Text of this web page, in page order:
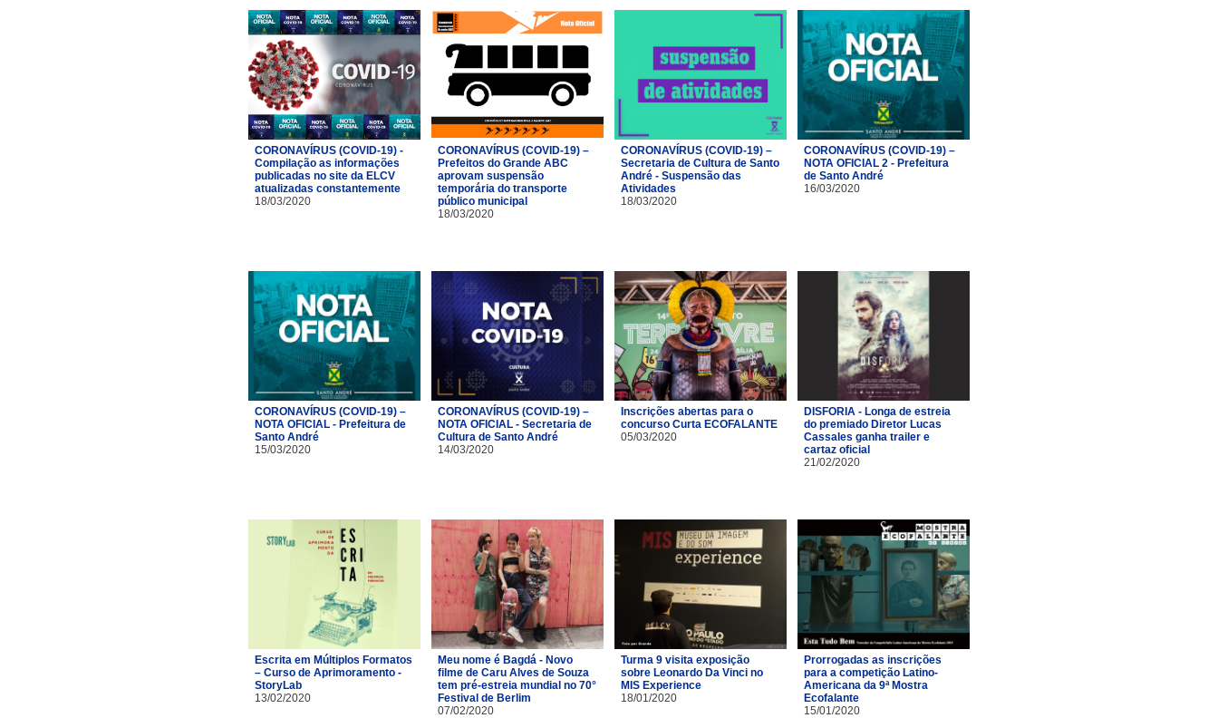
CORONAVÍRUS (COVID-19) -
Compilação as informações
publicadas no site da ELCV
atualizadas constantemente
18/03/2020
CORONAVÍRUS (COVID-19) –
Prefeitos do Grande ABC
aprovam suspensão
temporária do transporte
público municipal
18/03/2020
CORONAVÍRUS (COVID-19) –
Secretaria de Cultura de Santo
André - Suspensão das
Atividades
18/03/2020
CORONAVÍRUS (COVID-19) –
NOTA OFICIAL 2 - Prefeitura
de Santo André
16/03/2020
CORONAVÍRUS (COVID-19) –
NOTA OFICIAL - Prefeitura de
Santo André
15/03/2020
CORONAVÍRUS (COVID-19) –
NOTA OFICIAL - Secretaria de
Cultura de Santo André
14/03/2020
Inscrições abertas para o
concurso Curta ECOFALANTE
05/03/2020
DISFORIA - Longa de estreia
do premiado Diretor Lucas
Cassales ganha trailer e
cartaz oficial
21/02/2020
Escrita em Múltiplos Formatos
– Curso de Aprimoramento -
StoryLab
13/02/2020
Meu nome é Bagdá - Novo
filme de Caru Alves de Souza
tem pré-estreia mundial no 70°
Festival de Berlim
07/02/2020
Turma 9 visita exposição
sobre Leonardo Da Vinci no
MIS Experience
18/01/2020
Prorrogadas as inscrições
para a competição Latino-
Americana da 9ª Mostra
Ecofalante
15/01/2020